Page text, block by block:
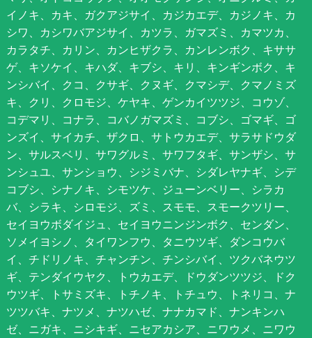
イノキ、カキ、ガクアジサイ、カジカエデ、カジノキ、カ
シワ、カシワバアジサイ、カツラ、ガマズミ、カマツカ、
カラタチ、カリン、カンヒザクラ、カンレンボク、キササ
ゲ、キソケイ、キハダ、キブシ、キリ、キンギンボク、キ
ンシバイ、クコ、クサギ、クヌギ、クマシデ、クマノミズ
キ、クリ、クロモジ、ケヤキ、ゲンカイツツジ、コウゾ、
コデマリ、コナラ、コバノガマズミ、コブシ、ゴマギ、ゴ
ンズイ、サイカチ、ザクロ、サトウカエデ、サラサドウダ
ン、サルスベリ、サワグルミ、サワフタギ、サンザシ、サ
ンシュユ、サンショウ、シジミバナ、シダレヤナギ、シデ
コブシ、シナノキ、シモツケ、ジューンベリー、シラカ
バ、シラキ、シロモジ、ズミ、スモモ、スモークツリー、
セイヨウボダイジュ、セイヨウニンジンボク、センダン、
ソメイヨシノ、タイワンフウ、タニウツギ、ダンコウバ
イ、チドリノキ、チャンチン、チンシバイ、ツクバネウツ
ギ、テンダイウヤク、トウカエデ、ドウダンツツジ、ドク
ウツギ、トサミズキ、トチノキ、トチュウ、トネリコ、ナ
ツツバキ、ナツメ、ナツハゼ、ナナカマド、ナンキンハ
ゼ、ニガキ、ニシキギ、ニセアカシア、ニワウメ、ニワウ